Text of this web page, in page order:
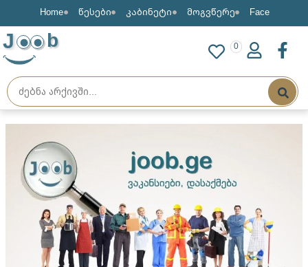
Home წესები კაბინეტი მოგვწერე Face
J b 0